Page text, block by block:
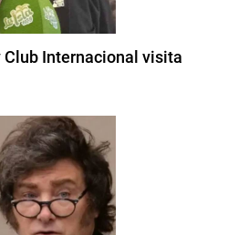
Club Internacional visita